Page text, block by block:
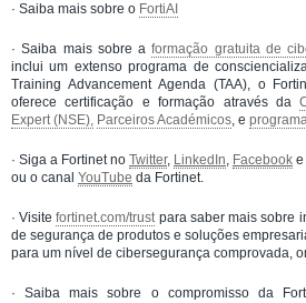
· Saiba mais sobre o FortiAI
· Saiba mais sobre aformação gratuita de
inclui um extenso programa de
Training Advancement Agenda (TAA), o
oferece certificação e formação através da
Expert (NSE), Parceiros Académicos, e
· Siga a Fortinet no Twitter, LinkedIn, Facebook e
ou o canal YouTube da Fortinet.
· Visitefortinet.com/trustpara saber mais sobre
de segurança de produtos e soluções
para um nível de cibersegurança comprovada,
· Saiba mais sobre o compromisso da